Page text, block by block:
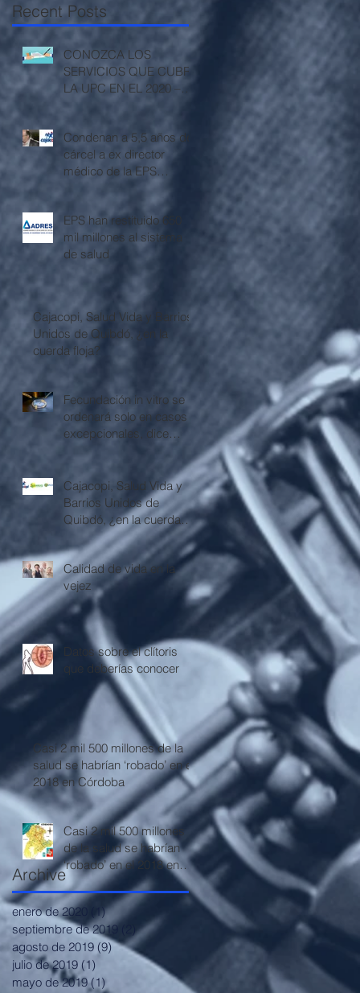
Recent Posts
CONOZCA LOS
SERVICIOS QUE CUBRE
LA UPC EN EL 2020 –
RESOLUCIÓN 3512 DE
Condenan a 5,5 años de
cárcel a ex director
médico de la EPS
Cajacopi
EPS han restituido 650
mil millones al sistema
de salud
Cajacopi, Salud Vida y Barrios
Unidos de Quibdó, ¿en la
cuerda floja?
Fecundación in vitro se
ordenará solo en casos
excepcionales, dice
Corte Constitucional
Cajacopi, Salud Vida y
Barrios Unidos de
Quibdó, ¿en la cuerda
Calidad de vida en la
vejez
Datos sobre el clítoris
que deberías conocer
Casi 2 mil 500 millones de la
salud se habrían ‘robado’ en el
2018 en Córdoba
Casi 2 mil 500 millones
de la salud se habrían
‘robado’ en el 2018 en
Córdoba
Archive
enero de 2020 (1)1 entrada
septiembre de 2019
2 entradas
agosto de 2019 (9)9 entradas
julio de 2019 (1) 1 entrada
mayo de 2019 (1)